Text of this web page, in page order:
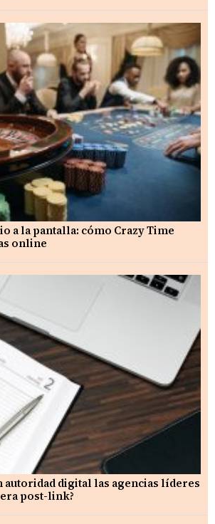
a la pantalla: cómo Crazy Time
online
autoridad digital las agencias líderes
post-link?